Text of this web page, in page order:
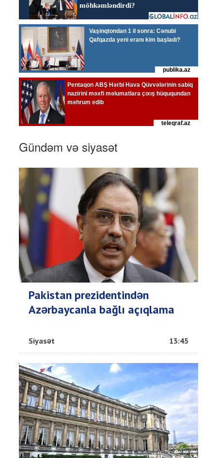
Gündəm və siyasət
Pakistan prezidentindən
Azərbaycanla bağlı açıqlama
Siyasət 13:45